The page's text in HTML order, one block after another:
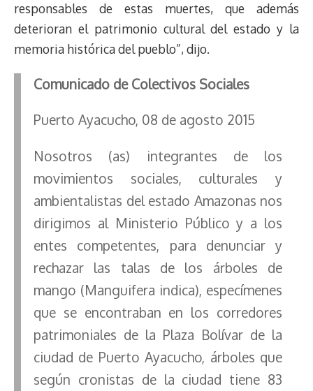
responsables de estas muertes, que además
deterioran el patrimonio cultural del estado y la
memoria histórica del pueblo”, dijo.
Comunicado de Colectivos Sociales
Puerto Ayacucho, 08 de agosto 2015
Nosotros (as) integrantes de los
movimientos sociales, culturales y
ambientalistas del estado Amazonas nos
dirigimos al Ministerio Público y a los
entes competentes, para denunciar y
rechazar las talas de los árboles de
mango (Manguifera indica), especímenes
que se encontraban en los corredores
patrimoniales de la Plaza Bolívar de la
ciudad de Puerto Ayacucho, árboles que
según cronistas de la ciudad tiene 83